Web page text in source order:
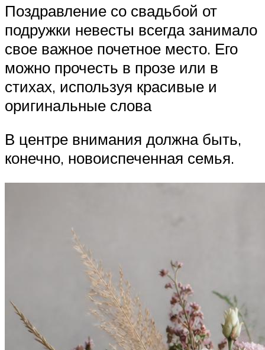
Поздравление со свадьбой от
подружки невесты всегда занимало
свое важное почетное место. Его
можно прочесть в прозе или в
стихах, используя красивые и
оригинальные слова
В центре внимания должна быть,
конечно, новоиспеченная семья.